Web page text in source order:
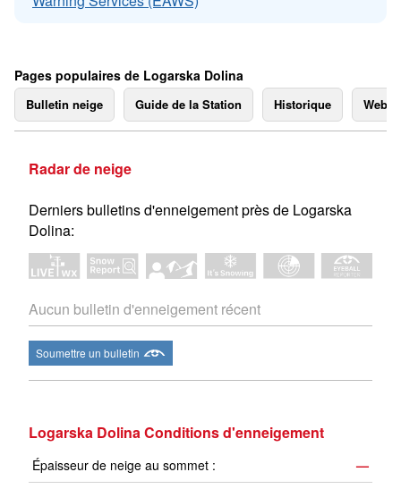
Pages populaires de Logarska Dolina
Bulletin neige Guide de la Station Historique
Radar de neige
Derniers bulletins d'enneigement près de Logarska
Dolina:
Aucun bulletin d'enneigement récent
Soumettre un bulletin
Logarska Dolina Conditions d'enneigement
Épaisseur de neige au sommet :
—